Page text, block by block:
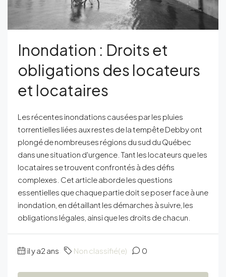
Inondation : Droits et
obligations des locateurs
et locataires
Les récentes inondations causées par les pluies
torrentielles liées aux restes de la tempête Debby ont
plongé de nombreuses régions du sud du Québec
dans une situation d'urgence. Tant les locateurs que les
locataires se trouvent confrontés à des défis
complexes. Cet article aborde les questions
essentielles que chaque partie doit se poser face à une
inondation, en détaillant les démarches à suivre, les
obligations légales, ainsi que les droits de chacun.
il y a2 ans Non classifié(e) 0